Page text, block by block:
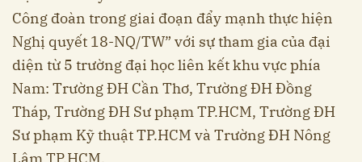
Công đoàn trong giai đoạn đẩy mạnh thực hiện
Nghị quyết 18-NQ/TW” với sự tham gia của đại
diện từ 5 trường đại học liên kết khu vực phía
Nam: Trường ĐH Cần Thơ, Trường ĐH Đồng
Tháp, Trường ĐH Sư phạm TP.HCM, Trường ĐH
Sư phạm Kỹ thuật TP.HCM và Trường ĐH Nông